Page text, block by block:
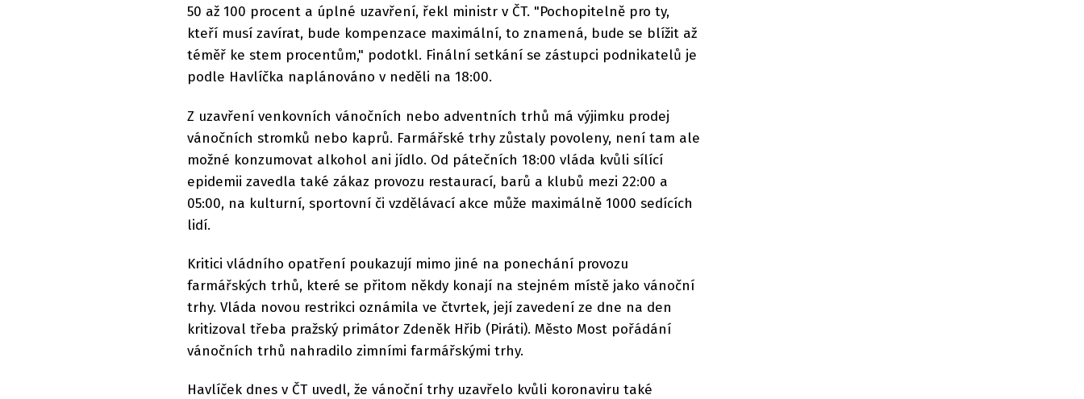
50 až 100 procent a úplné uzavření, řekl ministr v ČT. "Pochopitelně pro ty,
kteří musí zavírat, bude kompenzace maximální, to znamená, bude se blížit až
téměř ke stem procentům," podotkl. Finální setkání se zástupci podnikatelů je
podle Havlíčka naplánováno v neděli na 18:00.
Z uzavření venkovních vánočních nebo adventních trhů má výjimku prodej
vánočních stromků nebo kaprů. Farmářské trhy zůstaly povoleny, není tam ale
možné konzumovat alkohol ani jídlo. Od pátečních 18:00 vláda kvůli sílící
epidemii zavedla také zákaz provozu restaurací, barů a klubů mezi 22:00 a
05:00, na kulturní, sportovní či vzdělávací akce může maximálně 1000 sedících
lidí.
Kritici vládního opatření poukazují mimo jiné na ponechání provozu
farmářských trhů, které se přitom někdy konají na stejném místě jako vánoční
trhy. Vláda novou restrikci oznámila ve čtvrtek, její zavedení ze dne na den
kritizoval třeba pražský primátor Zdeněk Hřib (Piráti). Město Most pořádání
vánočních trhů nahradilo zimními farmářskými trhy.
Havlíček dnes v ČT uvedl, že vánoční trhy uzavřelo kvůli koronaviru také